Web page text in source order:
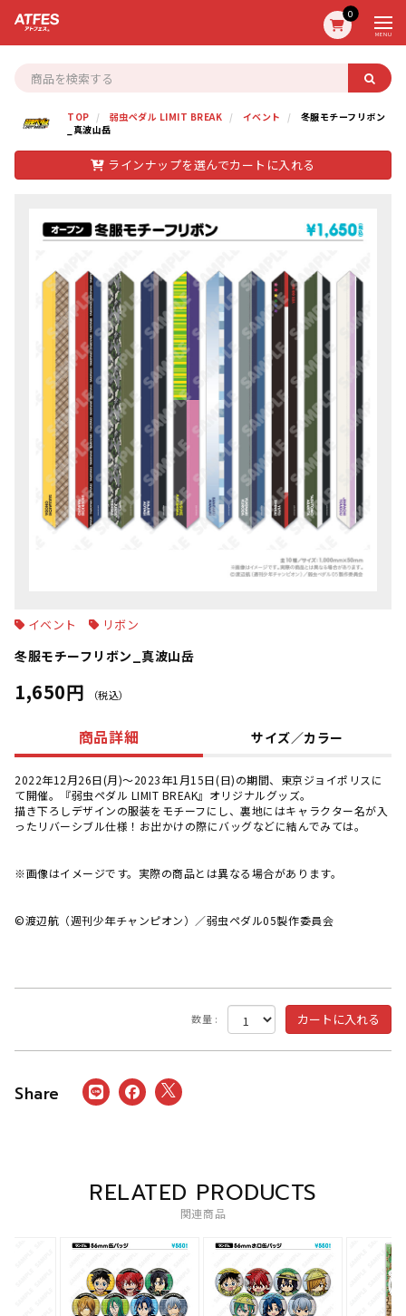
0
MENU
TOP 弱虫ペダル LIMIT BREAK イベント
冬服モチーフリボン
_真波山岳
ラインナップを選んでカートに入れる
イベント リボン
冬服モチーフリボン_真波山岳
1,650円 （税込）
商品詳細 サイズ／カラー
2022年12月26日(月)～2023年1月15日(日)の期間、東京ジョイポリスに
て開催。『弱虫ペダル LIMIT BREAK』オリジナルグッズ。
描き下ろしデザインの服装をモチーフにし、裏地にはキャラクター名が入
ったリバーシブル仕様！お出かけの際にバッグなどに結んでみては。
※画像はイメージです。実際の商品とは異なる場合があります。
©渡辺航（週刊少年チャンピオン）／弱虫ペダル05製作委員会
数量 :
RELATED PRODUCTS
関連商品